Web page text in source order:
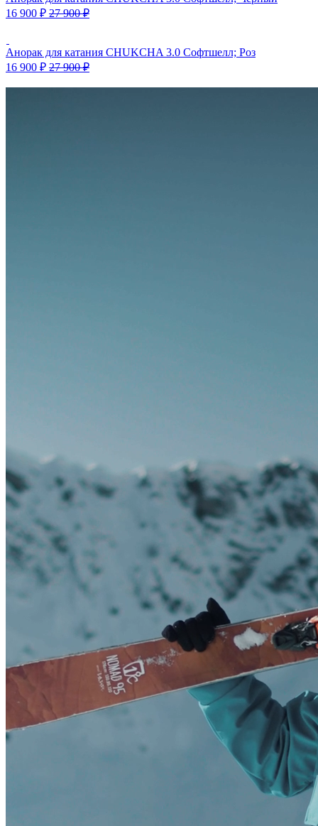
16 900 ₽ 27 900₽
Анорак для катания CHUKCHA 3.0 Софтшелл; Роз
16 900 ₽ 27 900₽